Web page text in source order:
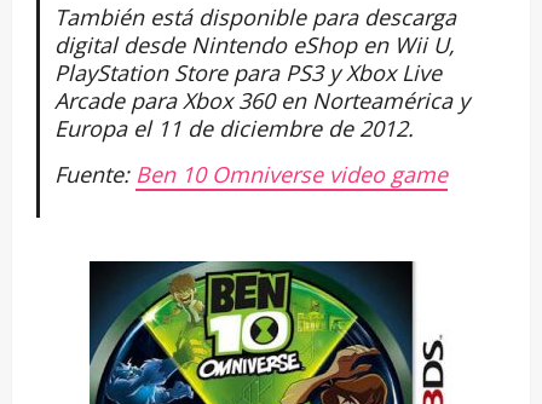
También está disponible para descarga
digital desde Nintendo eShop en Wii U,
PlayStation Store para PS3 y Xbox Live
Arcade para Xbox 360 en Norteamérica y
Europa el 11 de diciembre de 2012.
Fuente: Ben 10 Omniverse video game